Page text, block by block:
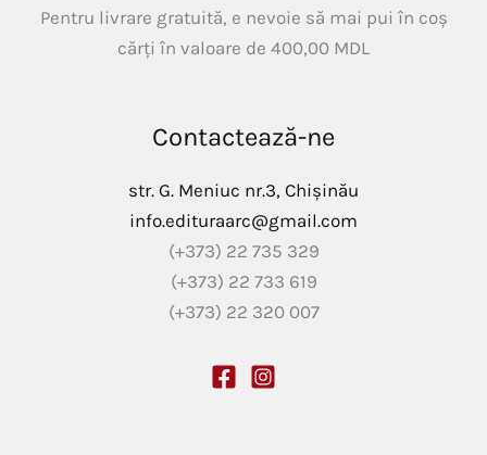
Pentru livrare gratuită, e nevoie să mai pui în coș
cărți în valoare de 400,00 MDL
Contactează-ne
str. G. Meniuc nr.3, Chișinău
info.edituraarc@gmail.com
(+373) 22 735 329
(+373) 22 733 619
(+373) 22 320 007